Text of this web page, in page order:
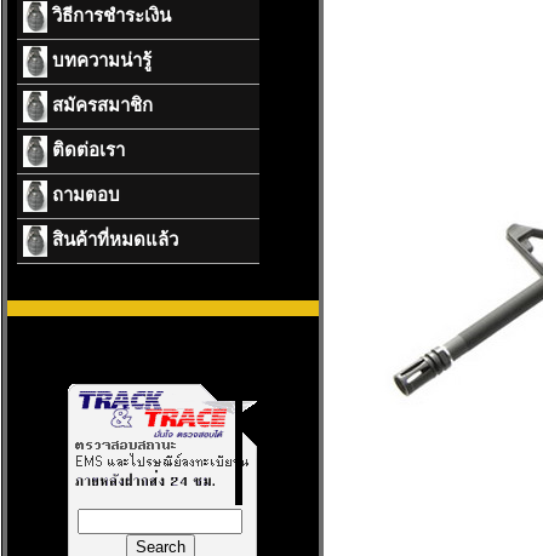
วิธีการชำระเงิน
บทความน่ารู้
สมัครสมาชิก
ติดต่อเรา
ถามตอบ
สินค้าที่หมดแล้ว